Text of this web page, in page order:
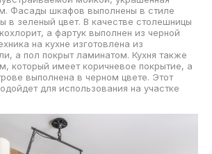
Фасады шкафов выполнены в стиле
в зеленый цвет. В качестве столешницы
а фартук выполнен из черной
на кухне изготовлена из
а пол покрыт ламинатом. Кухня также
который имеет коричневое покрытие, а
выполнена в черном цвете. Этот
для использования на участке